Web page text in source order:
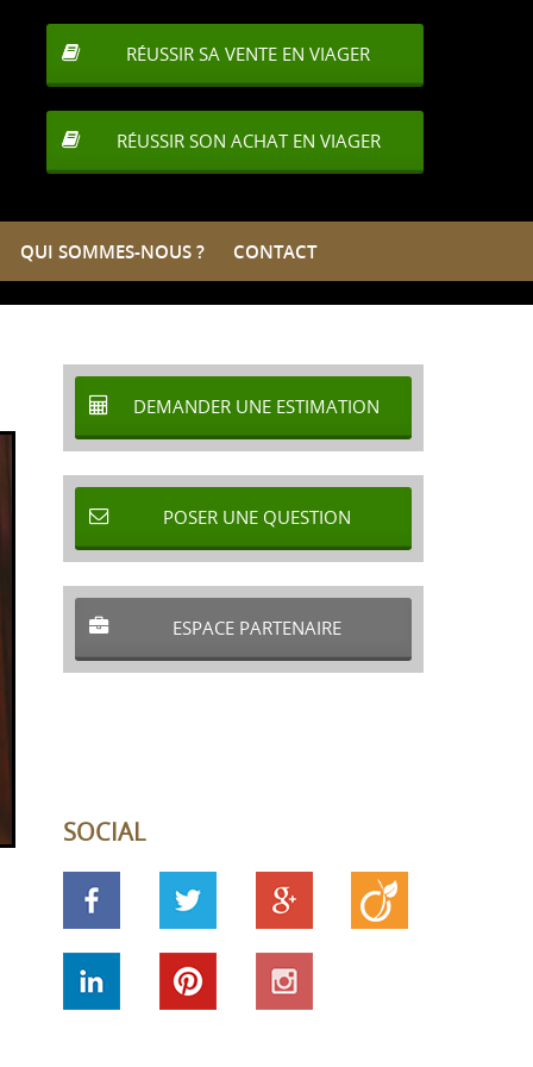
RÉUSSIR SA VENTE EN VIAGER
RÉUSSIR SON ACHAT EN VIAGER
NOUS ? CONTACT
QUI SOMMES-NOUS ? CONTACT
DEMANDER UNE ESTIMATION
POSER UNE QUESTION
ESPACE PARTENAIRE
SOCIAL